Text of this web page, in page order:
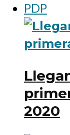
PDP
2020